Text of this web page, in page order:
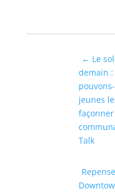
← Le
demain
jeunes
Talk